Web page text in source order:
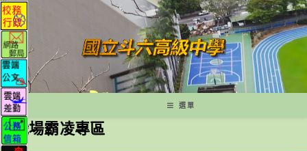
跳
轉
至
主
要
內
容
選單
職場霸凌專區